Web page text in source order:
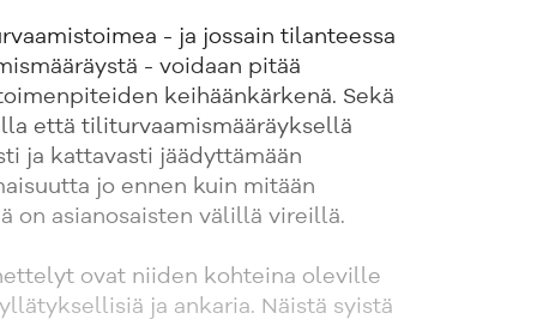
- ja jossain tilanteessa
- voidaan pitää
keihäänkärkenä. Sekä
että tiliturvaamismääräyksellä
ja kattavasti jäädyttämään
jo ennen kuin mitään
on asianosaisten välillä vireillä.
ovat niiden kohteina oleville
ja ankaria. Näistä syistä